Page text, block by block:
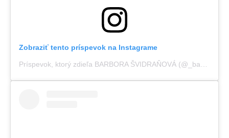
Zobraziť tento príspevok na Instagrame
Príspevok, ktorý zdieľa BARBORA ŠVIDRAŇOVÁ (@_basie_)